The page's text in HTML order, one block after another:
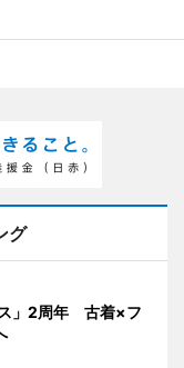
グ
」2周年 古着×フ